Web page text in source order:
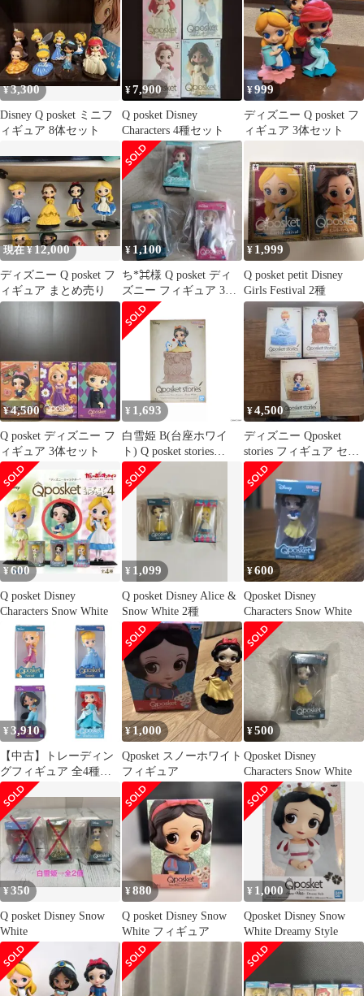
¥3,300
Disney Q posket ミニフ
ィギュア 8体セット
¥7,900
Q posket Disney
Characters 4種セット
¥999
ディズニー Q posket フ
ィギュア 3体セット
現在 ¥12,000
ディズニー Q posket フ
ィギュア まとめ売り
¥1,100
ち*⌘様 Q posket ディ
ズニー フィギュア 3体
セット
¥ 1,999
Q posket petit Disney
Girls Festival 2種
¥4,500
Q posket ディズニー フ
ィギュア 3体セット
¥ 1,693
白雪姫 B(台座ホワイ
ト) Q posket stories
Disney Characters -Snow
White- フィギュア プラ
イズ(2620901) バンプレ
スト
¥4,500
ディズニー Qposket
stories フィギュア セッ
ト 未開封
¥600
Q posket Disney
Characters Snow White
¥ 1,099
Q posket Disney Alice &
Snow White 2種
¥600
Qposket Disney
Characters Snow White
¥ 3,910
【中古】トレーディン
グフィギュア 全4種セ
ット 「Disney Q posket
ミニチュアコレクショ
ン」
¥1,000
Qposket スノーホワイト
フィギュア
¥500
Qposket Disney
Characters Snow White
¥350
Q posket Disney Snow
White
¥880
Q posket Disney Snow
White フィギュア
¥ 1,000
Qposket Disney Snow
White Dreamy Style